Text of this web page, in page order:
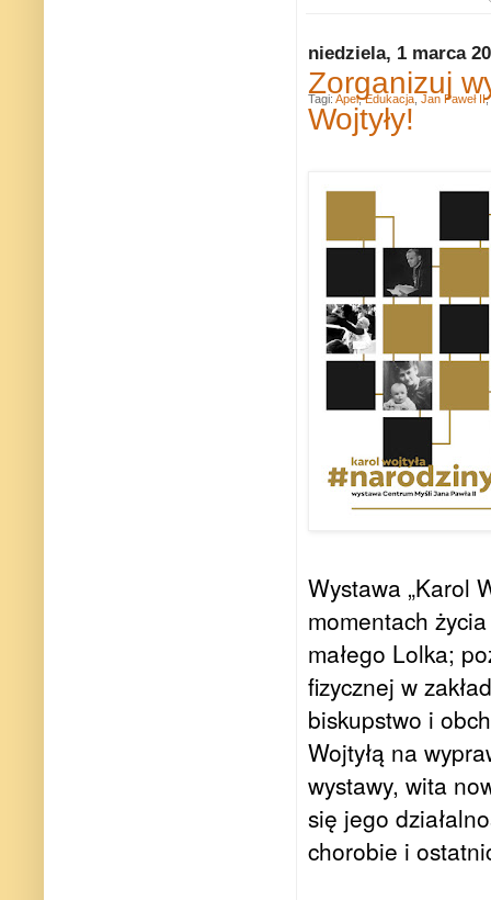
niedziela, 1 marca
Zorganizuj
Wojtyły!
Wystawa „Karol
momentach
małego Lolka;
fizycznej w
biskupstwo i
Wojtyłą na
wystawy, wita
się jego
chorobie i
Tagi: Apel,Edukacja Jan Paweł II,